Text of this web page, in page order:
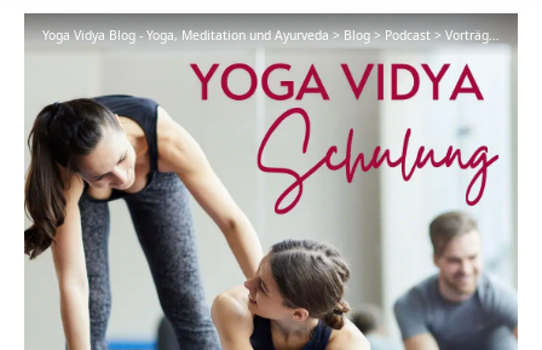
Yoga Vidya Blog - Yoga, Meditation und Ayurveda>Blog>Podcast>Vorträge >